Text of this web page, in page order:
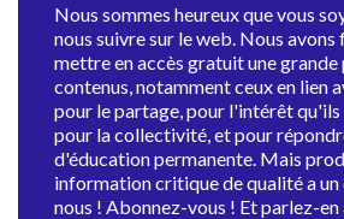
Nous sommes heureux que vous
nous suivre sur le web. Nous
mettre en accès gratuit une grande
contenus, notamment ceux en lien
pour le partage, pour l'intérêt
pour la collectivité, et pour
d'éducation permanente. Mais
information critique de qualité a un
nous ! Abonnez-vous ! Et parlez-en